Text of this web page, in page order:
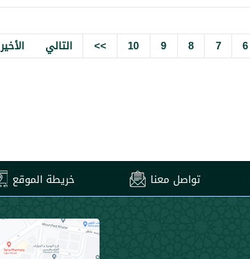
6
7
8
9
10
>> التالي الأخير
تواصل معنا خريطة الموقع